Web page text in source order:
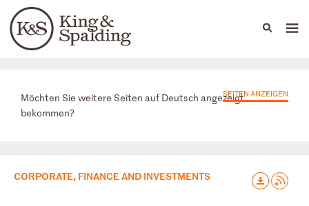
Languages
People Capabilities
Praxisbereiche
Möchten Sie weitere Seiten auf Deutsch angezeigt
bekommen?
SEITEN ANZEIGEN
CORPORATE, FINANCE AND INVESTMENTS